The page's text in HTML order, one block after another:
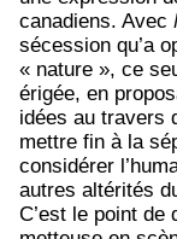
canadiens. Avec
sécession qu’a
« nature », ce
érigée, en
idées au travers
mettre fin à la
considérer
autres altérités
C’est le point de